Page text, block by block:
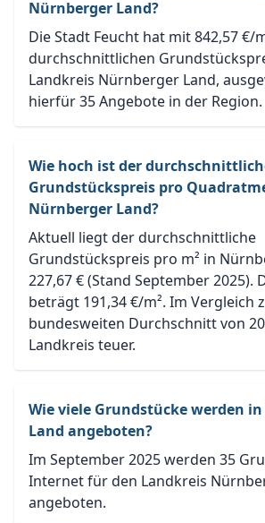
Nürnberger Land?
Die Stadt Feucht hat mit 842,57 €/
durchschnittlichen
Landkreis Nürnberger Land,
hierfür 35 Angebote in der Region.
Wie hoch ist der
Grundstückspreis pro
Nürnberger Land?
Aktuell liegt der durchschnittliche
Grundstückspreis pro m² in
227,67 € (Stand September 2025).
beträgt 191,34 €/m². Im Vergleich
bundesweiten Durchschnitt von
Landkreis teuer.
Wie viele Grundstücke werden
Land angeboten?
Im September 2025 werden 35
Internet für den Landkreis
angeboten.